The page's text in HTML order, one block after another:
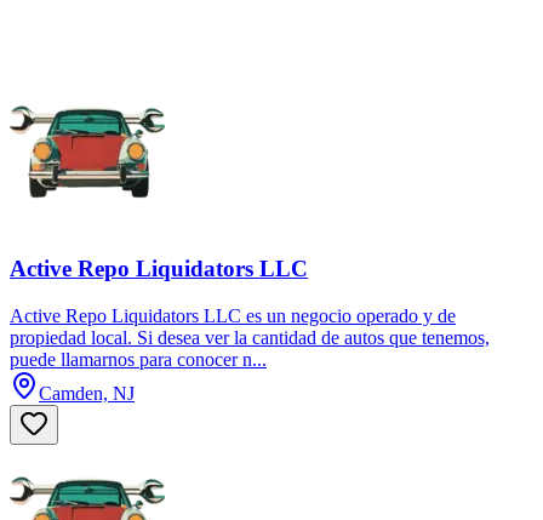
Active Repo Liquidators LLC
Active Repo Liquidators LLC es un negocio operado y de
propiedad local. Si desea ver la cantidad de autos que tenemos,
puede llamarnos para conocer n...
Camden, NJ